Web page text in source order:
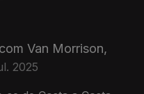
Van Morrison,
2025